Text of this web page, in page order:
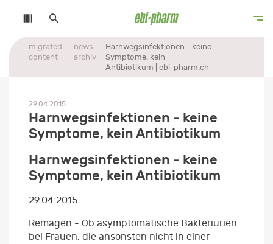
migrated-
content
news-
archiv
Harnwegsinfektionen - keine
Symptome, kein
Antibiotikum | ebi-pharm.ch
29.04.2015
Harnwegsinfektionen - keine
Symptome, kein Antibiotikum
Harnwegsinfektionen - keine
Symptome, kein Antibiotikum
29.04.2015
Remagen - Ob asymptomatische Bakteriurien
bei Frauen, die ansonsten nicht in einer